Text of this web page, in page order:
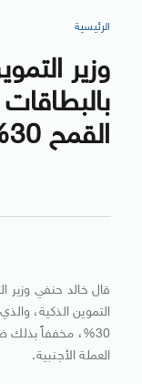
الرئيسية
وزير
القمح 30%
قال خالد حنفي وزير
التموين الذكية،
30%، مخففاً بذلك
العملة الأجنبية.